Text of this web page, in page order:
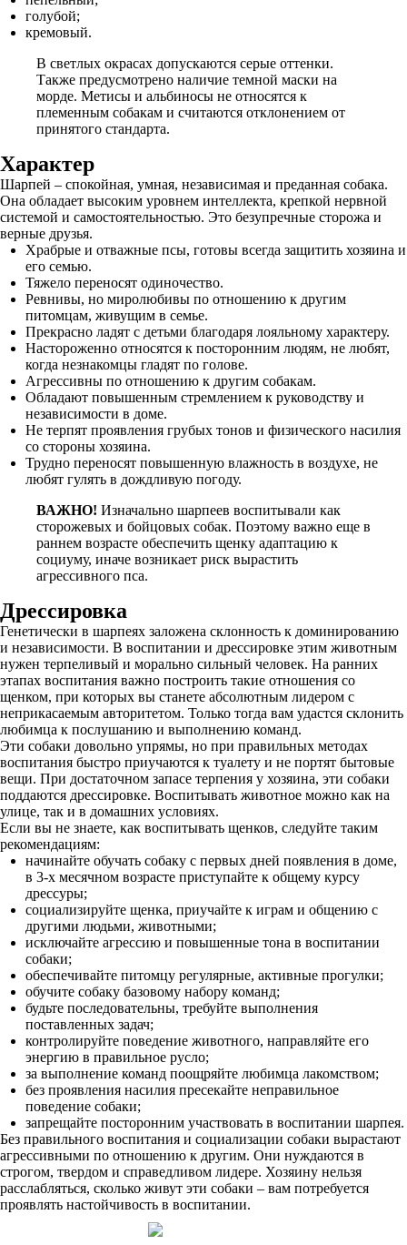
голубой;
кремовый.
В светлых окрасах допускаются серые оттенки.
Также предусмотрено наличие темной маски на
морде. Метисы и альбиносы не относятся к
племенным собакам и считаются отклонением от
принятого стандарта.
Характер
Шарпей – спокойная, умная, независимая и преданная собака.
Она обладает высоким уровнем интеллекта, крепкой нервной
системой и самостоятельностью. Это безупречные сторожа и
верные друзья.
Храбрые и отважные псы, готовы всегда защитить хозяина и
его семью.
Тяжело переносят одиночество.
Ревнивы, но миролюбивы по отношению к другим
питомцам, живущим в семье.
Прекрасно ладят с детьми благодаря лояльному характеру.
Настороженно относятся к посторонним людям, не любят,
когда незнакомцы гладят по голове.
Агрессивны по отношению к другим собакам.
Обладают повышенным стремлением к руководству и
независимости в доме.
Не терпят проявления грубых тонов и физического насилия
со стороны хозяина.
Трудно переносят повышенную влажность в воздухе, не
любят гулять в дождливую погоду.
ВАЖНО! Изначально шарпеев воспитывали как
сторожевых и бойцовых собак. Поэтому важно еще в
раннем возрасте обеспечить щенку адаптацию к
социуму, иначе возникает риск вырастить
агрессивного пса.
Дрессировка
Генетически в шарпеях заложена склонность к доминированию
и независимости. В воспитании и дрессировке этим животным
нужен терпеливый и морально сильный человек. На ранних
этапах воспитания важно построить такие отношения со
щенком, при которых вы станете абсолютным лидером с
неприкасаемым авторитетом. Только тогда вам удастся склонить
любимца к послушанию и выполнению команд.
Эти собаки довольно упрямы, но при правильных методах
воспитания быстро приучаются к туалету и не портят бытовые
вещи. При достаточном запасе терпения у хозяина, эти собаки
поддаются дрессировке. Воспитывать животное можно как на
улице, так и в домашних условиях.
Если вы не знаете, как воспитывать щенков, следуйте таким
рекомендациям:
начинайте обучать собаку с первых дней появления в доме,
в 3-х месячном возрасте приступайте к общему курсу
дрессуры;
социализируйте щенка, приучайте к играм и общению с
другими людьми, животными;
исключайте агрессию и повышенные тона в воспитании
собаки;
обеспечивайте питомцу регулярные, активные прогулки;
обучите собаку базовому набору команд;
будьте последовательны, требуйте выполнения
поставленных задач;
контролируйте поведение животного, направляйте его
энергию в правильное русло;
за выполнение команд поощряйте любимца лакомством;
без проявления насилия пресекайте неправильное
поведение собаки;
запрещайте посторонним участвовать в воспитании шарпея.
Без правильного воспитания и социализации собаки вырастают
агрессивными по отношению к другим. Они нуждаются в
строгом, твердом и справедливом лидере. Хозяину нельзя
расслабляться, сколько живут эти собаки – вам потребуется
проявлять настойчивость в воспитании.